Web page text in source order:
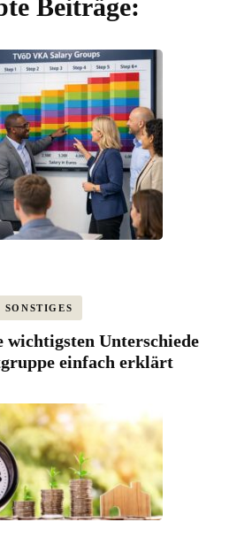
Beiträge:
SONSTIGES
Unterschiede
einfach erklärt